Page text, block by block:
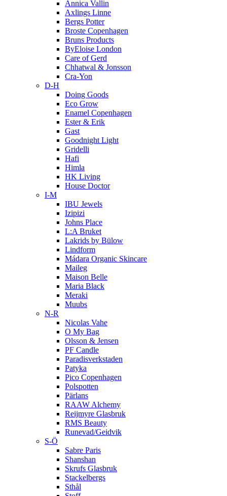
Annica Vallin
Axlings Linne
Bergs Potter
Broste Copenhagen
Bruns Products
ByEloise London
Care of Gerd
Chhatwal & Jonsson
Cra-Yon
D-H
Doing Goods
Eco Grow
Enamel Copenhagen
Ester & Erik
Gast
Goodnight Light
Gridelli
Hafi
Himla
HK Living
House Doctor
I-M
IBU Jewels
Izipizi
Johns Place
L:A Bruket
Lakrids by Bülow
Lindform
Mádara Organic Skincare
Maileg
Maison Belle
Maria Black
Meraki
Muubs
N-R
Nicolas Vahe
O My Bag
Olsson & Jensen
PF Candle
Paradisverkstaden
Patyka
Pico Copenhagen
Polspotten
Pärlans
RAAW Alchemy
Reijmyre Glasbruk
RMS Beauty
Runevad/Geidvik
S-Ö
Sabre Paris
Shanshan
Skrufs Glasbruk
Stackelbergs
Sthål